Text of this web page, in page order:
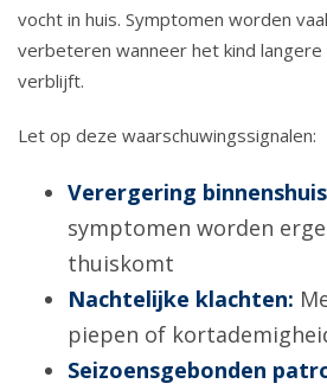
vocht in huis. Symptomen worden
verbeteren wanneer het kind
verblijft.
Let op deze waarschuwingssignalen:
Verergering
symptomen worden
thuiskomt
Nachtelijke klachten:
piepen of
Seizoensgebonden